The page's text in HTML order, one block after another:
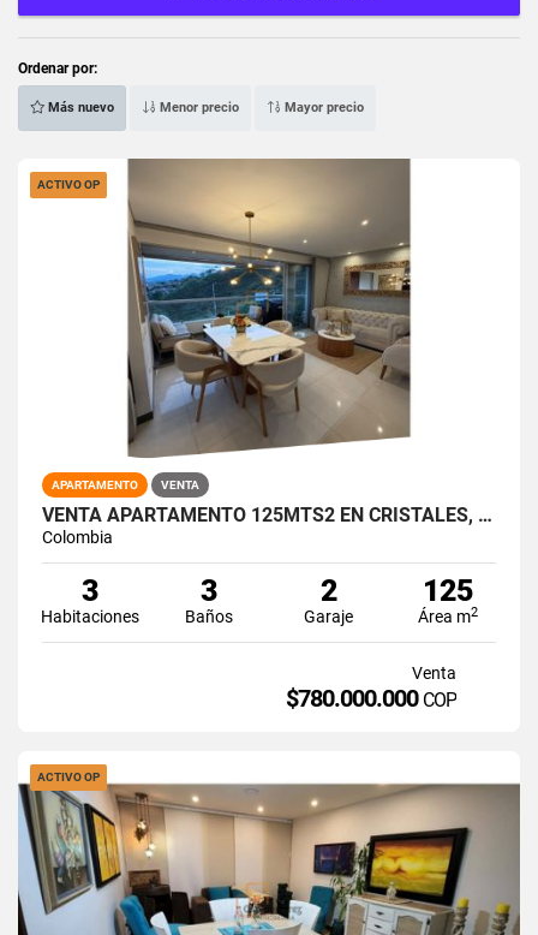
Ordenar por:
Más nuevo Menor precio Mayor precio
ACTIVO OP
APARTAMENTO VENTA
VENTA APARTAMENTO 125MTS2 EN CRISTALES, OESTE CALI, 15027-1
Colombia
3
Habitaciones
3
Baños
2
Garaje
125
Área m2
Venta
$780.000.000 COP
ACTIVO OP